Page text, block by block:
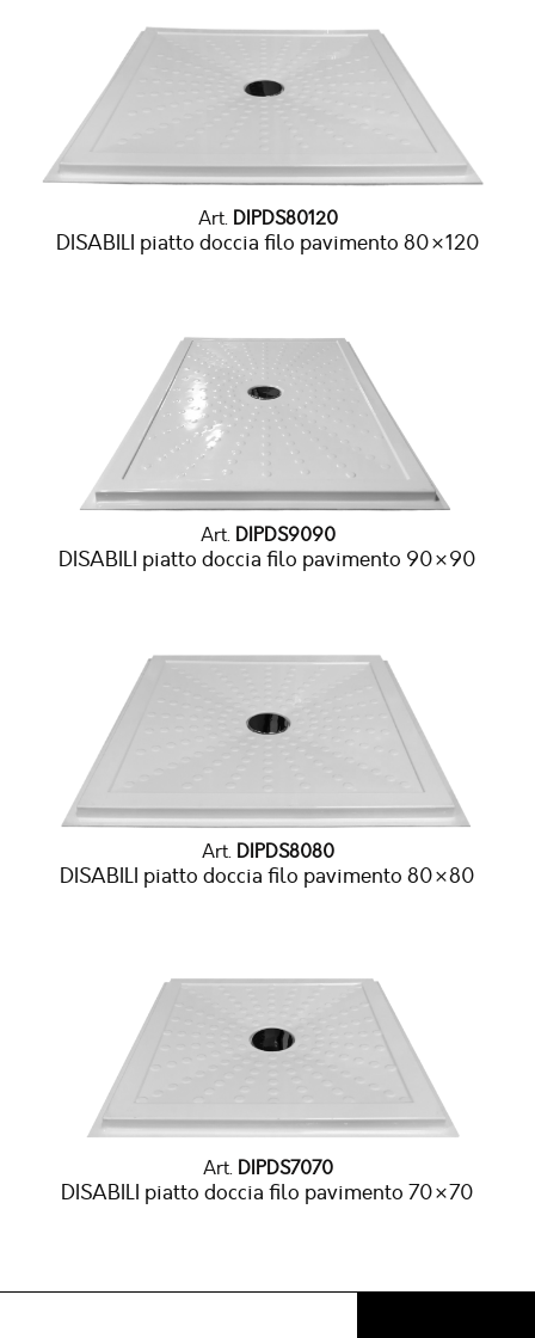
Art. DIPDS80120
DISABILI piatto doccia filo pavimento 80×120
Art. DIPDS9090
DISABILI piatto doccia filo pavimento 90×90
Art. DIPDS8080
DISABILI piatto doccia filo pavimento 80×80
Art. DIPDS7070
DISABILI piatto doccia filo pavimento 70×70